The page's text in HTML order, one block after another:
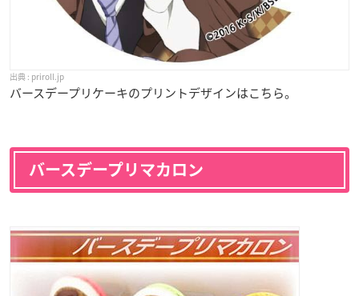
priroll.jp
バースデープリケーキのプリントデザインはこちら。
バースデープリマカロン